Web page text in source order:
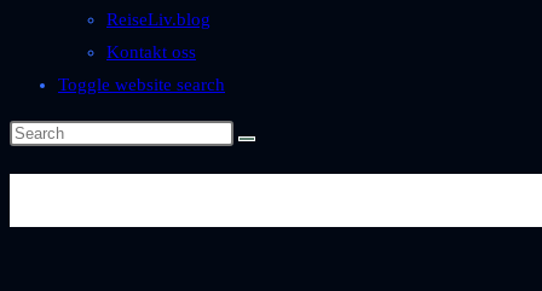
ReiseLiv.blog
Kontakt oss
Toggle website search